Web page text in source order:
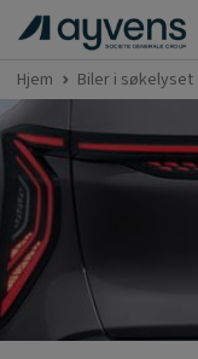
Hjem Biler i søkelyset